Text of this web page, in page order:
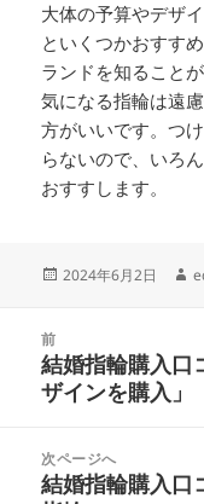
大体の予算やデザ
といくつかおすす
ランドを知ることが
気になる指輪は遠
方がいいです。つ
らないので、いろ
おすすします。
投
2024年6月2日
前
前
の
稿:
結婚指輪購入口
ザインを購入」
次ページへ
次
結婚指輪購入口